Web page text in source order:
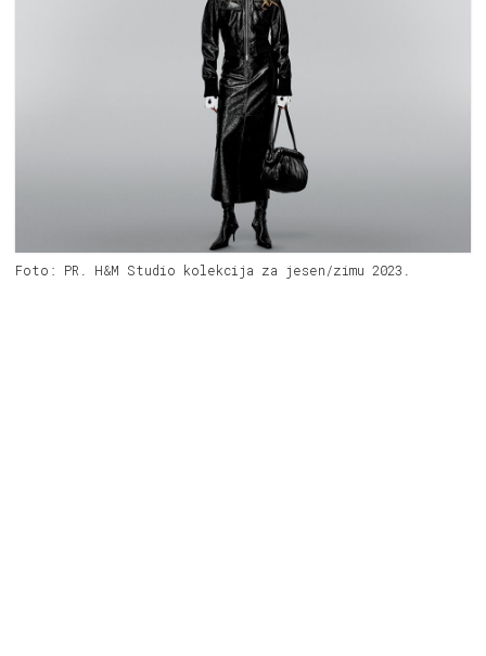
Foto: PR. H&M Studio kolekcija za jesen/zimu 2023.